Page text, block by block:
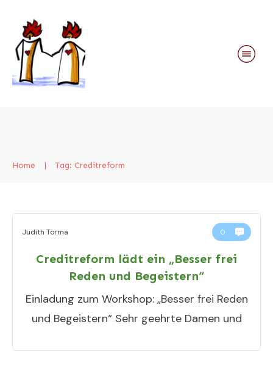
Home Tag: Creditreform
Judith Torma 0
Creditreform lädt ein „Besser frei
Reden und Begeistern“
Einladung zum Workshop: „Besser frei Reden
und Begeistern“ Sehr geehrte Damen und